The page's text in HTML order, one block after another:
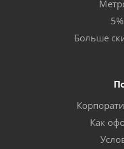
Больше
Как